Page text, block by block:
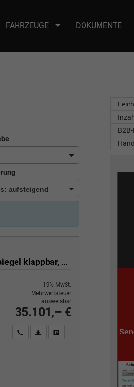
Host Name : selector2._domainkey
FAHRZEUGE DOKUMENTE
kurz 2.0 TDI SCR 81 kW Klima, 70 Liter Tank, Außenspiegel klappbar, Fahrerassistenzpaket, elektrische Zusatzheizung
35.101,– €
19% MwSt.
Mehrwertsteuer
ausweisbar
Wir rufen Sie anPDF-Fahrzeugexposé drucken
Fahrzeug drucken, parken
B2B-